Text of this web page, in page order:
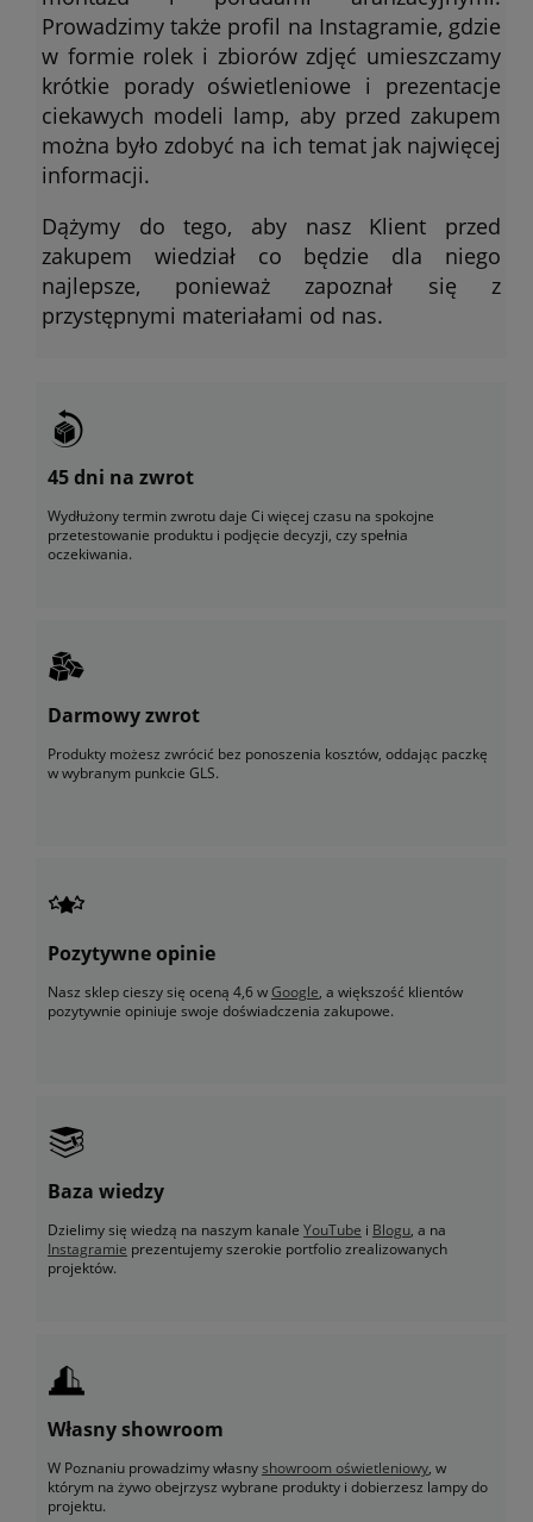
Prowadzimy także profil na Instagramie, gdzie
w formie rolek i zbiorów zdjęć umieszczamy
krótkie porady oświetleniowe i prezentacje
ciekawych modeli lamp, aby przed zakupem
można było zdobyć na ich temat jak najwięcej
informacji.
Dążymy do tego, aby nasz Klient przed
zakupem wiedział co będzie dla niego
najlepsze, ponieważ zapoznał się z
przystępnymi materiałami od nas.
45 dni na zwrot
Wydłużony termin zwrotu daje Ci więcej czasu na spokojne
przetestowanie produktu i podjęcie decyzji, czy spełnia
oczekiwania.
Darmowy zwrot
Produkty możesz zwrócić bez ponoszenia kosztów, oddając paczkę
w wybranym punkcie GLS.
Pozytywne opinie
Nasz sklep cieszy się oceną 4,6 wGoogle, a większość klientów
pozytywnie opiniuje swoje doświadczenia zakupowe.
Baza wiedzy
Dzielimy się wiedzą na naszym kanale YouTube i Blogu, a na
Instagramie prezentujemy szerokie portfolio zrealizowanych
projektów.
Własny showroom
W Poznaniu prowadzimy własnyshowroom oświetleniowy, w
którym na żywo obejrzysz wybrane produkty i dobierzesz lampy do
projektu.